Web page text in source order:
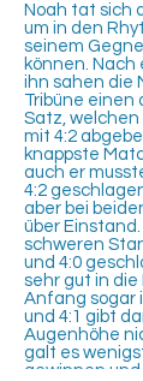
Noah tat sich
um in den
seinem
können. Nach
ihn sahen die
Tribüne einen
Satz, welchen
mit 4:2
knappste
auch er
4:2
aber bei
über
schweren
und 4:0
sehr gut in
Anfang sogar
und 4:1 gibt
Augenhöhe
galt es
gewinnen